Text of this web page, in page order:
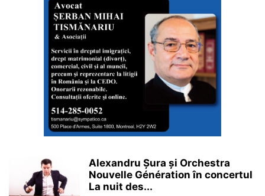
Alexandru Șura și Orchestra
Nouvelle Génération în concertul
La nuit des...